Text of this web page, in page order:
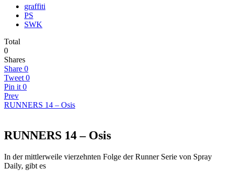
graffiti
PS
SWK
Total
0
Shares
Share 0
Tweet 0
Pin it 0
Prev
RUNNERS 14 – Osis
RUNNERS 14 – Osis
In der mittlerweile vierzehnten Folge der Runner Serie von Spray
Daily, gibt es